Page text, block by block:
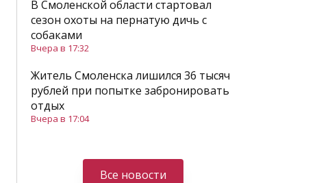
В Смоленской области стартовал
сезон охоты на пернатую дичь с
собаками
Вчера в 17:32
Житель Смоленска лишился 36 тысяч
рублей при попытке забронировать
отдых
Вчера в 17:04
Все новости